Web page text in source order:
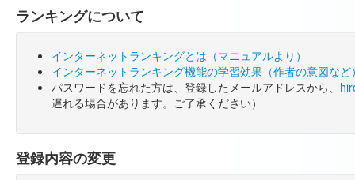
ランキングについて
インターネットランキングとは（マニュアルより）
インターネットランキング機能の学習効果（作者の意図など
パスワードを忘れた方は、登録したメールアドレスから、
遅れる場合があります。ご了承ください）
登録内容の変更